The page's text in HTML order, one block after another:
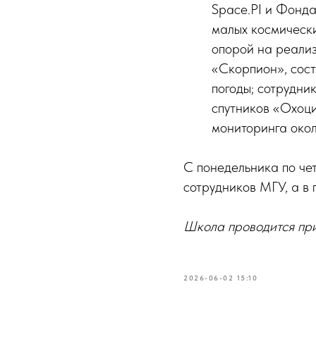
Space.PI и
малых
опорой на
«Скорпион»,
погоды;
спутников
мониторинга
‍С понедельника по
сотрудников МГУ, а в
Школа проводится
2026-06-02 15:10